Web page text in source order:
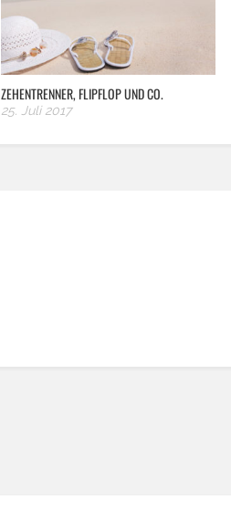
ZEHENTRENNER, FLIPFLOP UND CO.
25. Juli 2017